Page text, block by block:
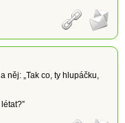
něj: „Tak co, ty hlupáčku,